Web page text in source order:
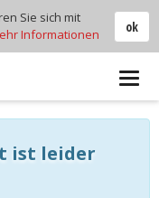
ist leider
ok
Sie sich mit
Informationen